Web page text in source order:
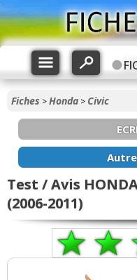
Fiches >Honda > Civic
Test / Avis
(2006-2011)